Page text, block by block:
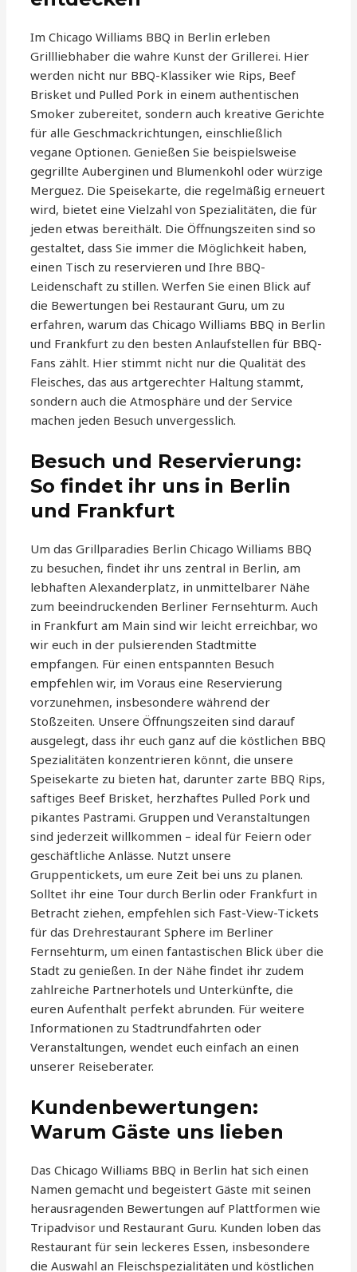
Im Chicago Williams BBQ in Berlin erleben
Grillliebhaber die wahre Kunst der Grillerei. Hier
werden nicht nur BBQ-Klassiker wie Rips, Beef
Brisket und Pulled Pork in einem authentischen
Smoker zubereitet, sondern auch kreative Gerichte
für alle Geschmackrichtungen, einschließlich
vegane Optionen. Genießen Sie beispielsweise
gegrillte Auberginen und Blumenkohl oder würzige
Merguez. Die Speisekarte, die regelmäßig erneuert
wird, bietet eine Vielzahl von Spezialitäten, die für
jeden etwas bereithält. Die Öffnungszeiten sind so
gestaltet, dass Sie immer die Möglichkeit haben,
einen Tisch zu reservieren und Ihre BBQ-
Leidenschaft zu stillen. Werfen Sie einen Blick auf
die Bewertungen bei Restaurant Guru, um zu
erfahren, warum das Chicago Williams BBQ in Berlin
und Frankfurt zu den besten Anlaufstellen für BBQ-
Fans zählt. Hier stimmt nicht nur die Qualität des
Fleisches, das aus artgerechter Haltung stammt,
sondern auch die Atmosphäre und der Service
machen jeden Besuch unvergesslich.
Besuch und Reservierung:
So findet ihr uns in Berlin
und Frankfurt
Um das Grillparadies Berlin Chicago Williams BBQ
zu besuchen, findet ihr uns zentral in Berlin, am
lebhaften Alexanderplatz, in unmittelbarer Nähe
zum beeindruckenden Berliner Fernsehturm. Auch
in Frankfurt am Main sind wir leicht erreichbar, wo
wir euch in der pulsierenden Stadtmitte
empfangen. Für einen entspannten Besuch
empfehlen wir, im Voraus eine Reservierung
vorzunehmen, insbesondere während der
Stoßzeiten. Unsere Öffnungszeiten sind darauf
ausgelegt, dass ihr euch ganz auf die köstlichen BBQ
Spezialitäten konzentrieren könnt, die unsere
Speisekarte zu bieten hat, darunter zarte BBQ Rips,
saftiges Beef Brisket, herzhaftes Pulled Pork und
pikantes Pastrami. Gruppen und Veranstaltungen
sind jederzeit willkommen – ideal für Feiern oder
geschäftliche Anlässe. Nutzt unsere
Gruppentickets, um eure Zeit bei uns zu planen.
Solltet ihr eine Tour durch Berlin oder Frankfurt in
Betracht ziehen, empfehlen sich Fast-View-Tickets
für das Drehrestaurant Sphere im Berliner
Fernsehturm, um einen fantastischen Blick über die
Stadt zu genießen. In der Nähe findet ihr zudem
zahlreiche Partnerhotels und Unterkünfte, die
euren Aufenthalt perfekt abrunden. Für weitere
Informationen zu Stadtrundfahrten oder
Veranstaltungen, wendet euch einfach an einen
unserer Reiseberater.
Kundenbewertungen:
Warum Gäste uns lieben
Das Chicago Williams BBQ in Berlin hat sich einen
Namen gemacht und begeistert Gäste mit seinen
herausragenden Bewertungen auf Plattformen wie
Tripadvisor und Restaurant Guru. Kunden loben das
Restaurant für sein leckeres Essen, insbesondere
die Auswahl an Fleischspezialitäten und köstlichen